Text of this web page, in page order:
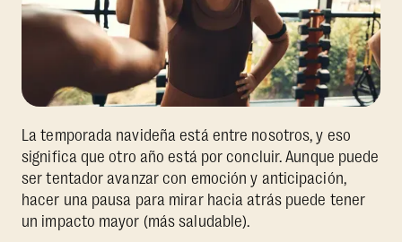
La temporada navideña está entre nosotros, y eso
significa que otro año está por concluir. Aunque puede
ser tentador avanzar con emoción y anticipación,
hacer una pausa para mirar hacia atrás puede tener
un impacto mayor (más saludable).